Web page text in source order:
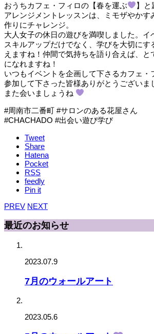
おうちカフェ・フィロの【春を運ぶ
】と
アレンジメントレッスンは、ミモザやかす
作りにチャレンジ。
大人女子の休日の遊びを満喫しました。イ
スキルアップだけでなく、学びを大切にす
えますね！仲間で気持ちを語り合えば、と
になれますね！
いつもイベントを企画して下さるカフェ・
参加して下さった皆様ありがとうございま
また会いましょうね
#周南市二番町 #サロンのある花屋さん
#CHACHADO #出会い遊び学び
Tweet
Share
Hatena
Pocket
RSS
feedly
Pin it
PREV NEXT
最近のお知らせ
2023.07.9
7月のウォールアート
2023.05.6